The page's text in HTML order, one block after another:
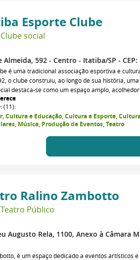
Esporte Clube
Clube social
Almeida, 592 - Centro - Itatiba/SP - CEP:
é uma tradicional associação esportiva e
o clube construiu, ao longo de sua história,
destaca-se como um espaço amplo,
(11):
Cultura e Educação, Cultura e Esporte,
Música, Produção de Eventos, Teatro
Ralino Zambotto
Teatro Público
Augusto Rela, 1100, Anexo à Câmara
é um espaço dedicado a eventos artísticos